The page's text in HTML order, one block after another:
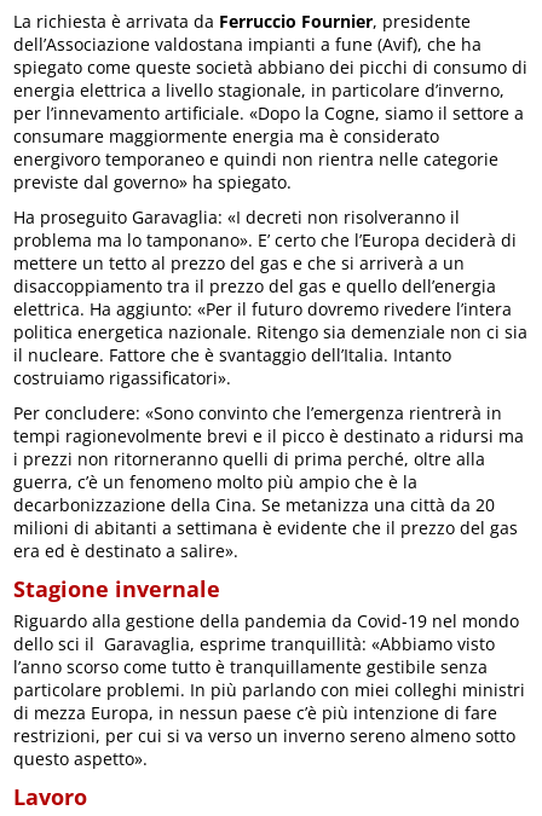
La richiesta è arrivata da Ferruccio Fournier, presidente
dell’Associazione valdostana impianti a fune (Avif), che ha
spiegato come queste società abbiano dei picchi di consumo di
energia elettrica a livello stagionale, in particolare d’inverno,
per l’innevamento artificiale. «Dopo la Cogne, siamo il settore a
consumare maggiormente energia ma è considerato
energivoro temporaneo e quindi non rientra nelle categorie
previste dal governo» ha spiegato.
Ha proseguito Garavaglia: «I decreti non risolveranno il
problema ma lo tamponano». E’ certo che l’Europa deciderà di
mettere un tetto al prezzo del gas e che si arriverà a un
disaccoppiamento tra il prezzo del gas e quello dell’energia
elettrica. Ha aggiunto: «Per il futuro dovremo rivedere l’intera
politica energetica nazionale. Ritengo sia demenziale non ci sia
il nucleare. Fattore che è svantaggio dell’Italia. Intanto
costruiamo rigassificatori».
Per concludere: «Sono convinto che l’emergenza rientrerà in
tempi ragionevolmente brevi e il picco è destinato a ridursi ma
i prezzi non ritorneranno quelli di prima perché, oltre alla
guerra, c’è un fenomeno molto più ampio che è la
decarbonizzazione della Cina. Se metanizza una città da 20
milioni di abitanti a settimana è evidente che il prezzo del gas
era ed è destinato a salire».
Stagione invernale
Riguardo alla gestione della pandemia da Covid-19 nel mondo
dello sci il Garavaglia, esprime tranquillità: «Abbiamo visto
l’anno scorso come tutto è tranquillamente gestibile senza
particolare problemi. In più parlando con miei colleghi ministri
di mezza Europa, in nessun paese c’è più intenzione di fare
restrizioni, per cui si va verso un inverno sereno almeno sotto
questo aspetto».
Lavoro